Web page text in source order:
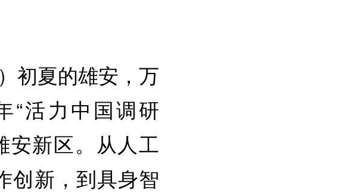
初夏的雄安，万
“活力中国调研
安新区。从人工
创新，到具身智